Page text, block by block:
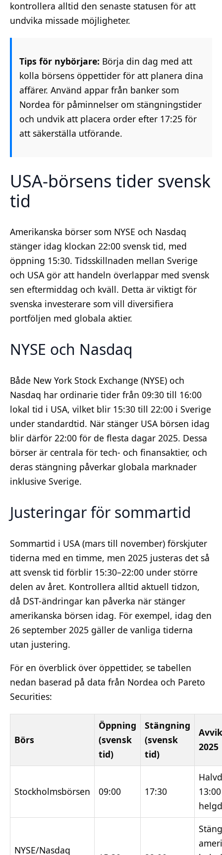
kontrollera alltid den senaste statusen för att
undvika missade möjligheter.
Tips för nybörjare: Börja din dag med att
kolla börsens öppettider för att planera dina
affärer. Använd appar från banker som
Nordea för påminnelser om stängningstider
och undvik att placera order efter 17:25 för
att säkerställa utförande.
USA-börsens tider svensk
tid
Amerikanska börser som NYSE och Nasdaq
stänger idag klockan 22:00 svensk tid, med
öppning 15:30. Tidsskillnaden mellan Sverige
och USA gör att handeln överlappar med svensk
sen eftermiddag och kväll. Detta är viktigt för
svenska investerare som vill diversifiera
portföljen med globala aktier.
NYSE och Nasdaq
Både New York Stock Exchange (NYSE) och
Nasdaq har ordinarie tider från 09:30 till 16:00
lokal tid i USA, vilket blir 15:30 till 22:00 i Sverige
under standardtid. När stänger USA börsen idag
blir därför 22:00 för de flesta dagar 2025. Dessa
börser är centrala för tech- och finansaktier, och
deras stängning påverkar globala marknader
inklusive Sverige.
Justeringar för sommartid
Sommartid i USA (mars till november) förskjuter
tiderna med en timme, men 2025 justeras det så
att svensk tid förblir 15:30–22:00 under större
delen av året. Kontrollera alltid aktuell tidzon,
då DST-ändringar kan påverka när stänger
amerikanska börsen idag. För exempel, idag den
26 september 2025 gäller de vanliga tiderna
utan justering.
För en överblick över öppettider, se tabellen
nedan baserad på data från Nordea och Pareto
Securities:
Börs
Öppning
(svensk
tid)
Stängning
(svensk
tid)
2025
Stockholmsbörsen 09:00 17:30
NYSE/Nasdaq